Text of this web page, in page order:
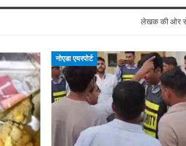
लेखक की ओर
नोएडा एयरपोर्ट